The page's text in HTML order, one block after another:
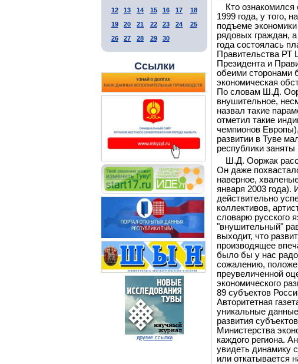
12
13 14 15 16 17
18
19
20 21 22 23 24
25
26
27 28 29 30
Ссылки
другие ссылки
Кто
1999 года, у того,
подъеме
рядовых граждан,
года состоялась
Правительства
Президента и
обеими сторонами
экономическая
По словам Ш.Д.
внушительное,
назвал такие
отметил такие
чемпионов
развитии в Туве
республики
Ш.Д. Ооржак
Он даже
наверное,
января 2003 года).
действительно
коллективов,
словарю русского
"внушительный"
выходит, что
производящее
было бы у нас
сожалению,
преувеличенной
экономического
89 субъектов
Авторитетная
уникальные
развития
Министерства
каждого региона.
увидеть динамику
или откатывается